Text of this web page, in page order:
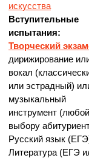
искусства
Вступительные
испытания:
Творческий
дирижирование
вокал
или эстрадный)
музыкальный
инструмент
выбору
Русский язык
Литература (ЕГЭ